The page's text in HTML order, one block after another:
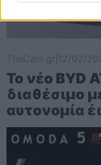
Το νέο BYD
διαθέσιμο
αυτονομία